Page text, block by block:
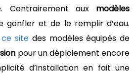
Contrairement aux modèles
gonfler et de le remplir d’eau.
site des modèles équipés de
pour un déploiement encore
d’installation en fait une